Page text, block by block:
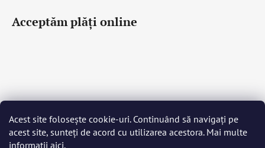
Acest site folosește cookie-uri. Continuând să navigați pe
acest site, sunteți de acord cu utilizarea acestora. Mai multe
informații aici.
Acceptăm plăţi online
Čeština Slovenčina English Deutsch Magyar
Język polski
Română Italiano Español Français
Português